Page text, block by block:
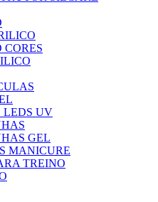
CORES
LEDS UV
GEL
MANICURE
TREINO